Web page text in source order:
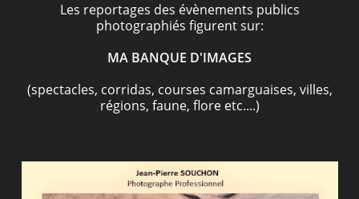
Les reportages des évènements publics
photographiés figurent sur:
MA BANQUE D'IMAGES
(spectacles, corridas, courses camarguaises, villes,
régions, faune, flore etc....)